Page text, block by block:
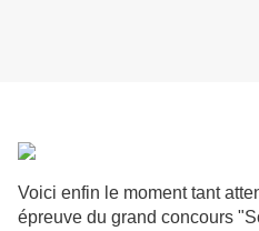
Voici enfin le moment tant
épreuve du grand concours